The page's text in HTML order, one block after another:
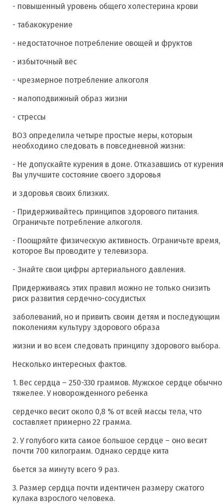
- повышенный уровень общего холестерина крови
- табакокурение
- недостаточное потребление овощей и фруктов
- избыточный вес
- чрезмерное потребление алкоголя
- малоподвижный образ жизни
- стрессы
ВОЗ определила четыре простые меры, которым
необходимо следовать в повседневной жизни:
- Не допускайте курения в доме. Отказавшись от
Вы улучшите состояние своего здоровья
и здоровья своих близких.
- Придерживайтесь принципов здорового питания.
Ограничьте потребление алкоголя.
- Поощряйте физическую активность. Ограничьте время,
которое Вы проводите у телевизора.
- Знайте свои цифры артериального давления.
Придерживаясь этих правил можно не только снизить
риск развития сердечно-сосудистых
заболеваний, но и привить своим детям и последующим
поколениям культуру здорового образа
жизни и во всем следовать принципу здорового выбора.
Несколько интересных фактов.
1. Вес сердца – 250-330 граммов. Мужское сердце обычно
тяжелее. У новорожденного ребенка
сердечко весит около 0,8 % от всей массы тела, что
составляет примерно 22 грамма.
2. У голубого кита самое большое сердце – оно весит
почти 700 килограмм. Однако сердце кита
бьется за минуту всего 9 раз.
3. Размер сердца почти идентичен размеру сжатого
кулака взрослого человека.